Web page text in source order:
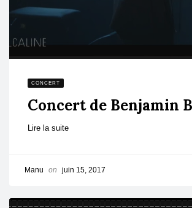
CONCERT
Concert de Benjamin
Lire la suite
Manu on juin 15, 2017